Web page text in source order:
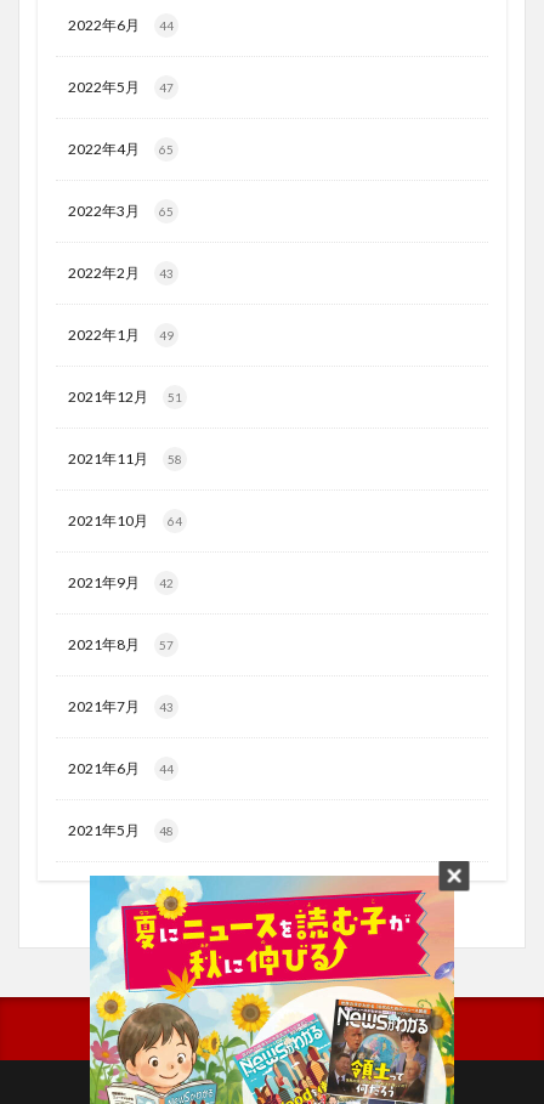
2022年6月 44
2022年5月 47
2022年4月 65
2022年3月 65
2022年2月 43
2022年1月 49
2021年12月 51
2021年11月 58
2021年10月 64
2021年9月 42
2021年8月 57
2021年7月 43
2021年6月 44
2021年5月 48